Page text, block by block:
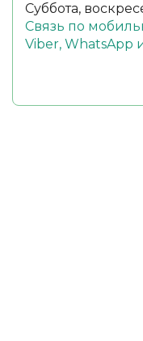
Суббота,
Связь по
Viber, WhatsApp